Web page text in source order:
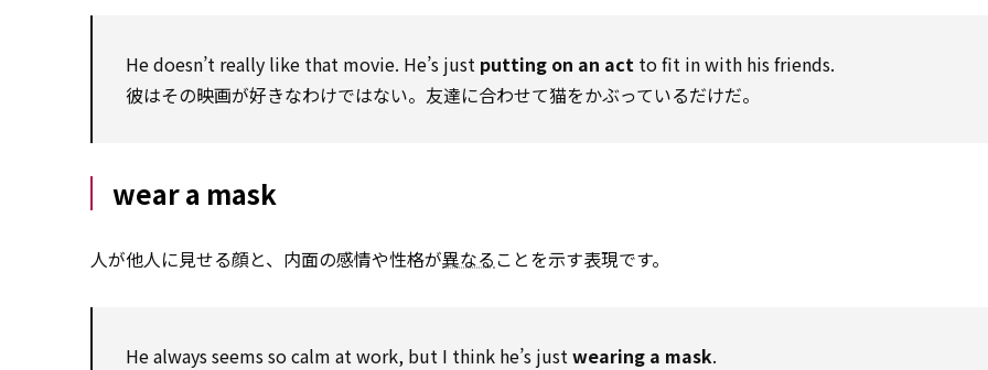
He doesn’t really like that movie. He’s just putting on an act to fit in with his friends.
彼はその映画が好きなわけではない。友達に合わせて猫をかぶっているだけだ。
wear a mask
人が他人に見せる顔と、内面の感情や性格が異なることを示す表現です。
He always seems so calm at work, but I think he’s just wearing a mask.